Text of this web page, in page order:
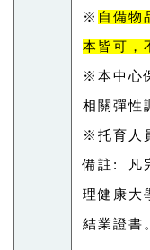
※ 自備物
本皆可，
※本中心
相關彈性
※托育人
備註: 凡
理健康大
結業證書